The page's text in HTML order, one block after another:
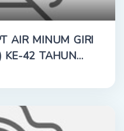
AIR MINUM GIRI
KE-42 TAHUN